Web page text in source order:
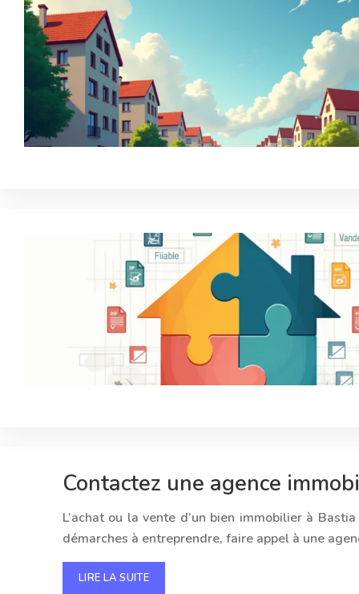
Contactez une agence
L’achat ou la vente d’un bien immobilier à
démarches à entreprendre, faire appel à une
LIRE LA SUITE